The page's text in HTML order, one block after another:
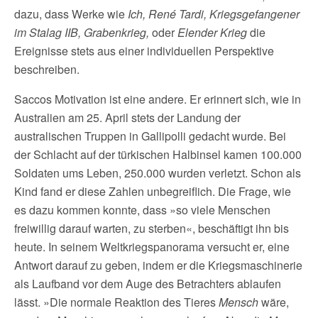
dazu, dass Werke wie Ich, René Tardi, Kriegsgefangener
im Stalag IIB, Grabenkrieg, oderElender Kriegdie
Ereignisse stets aus einer individuellen Perspektive
beschreiben.
Saccos Motivation ist eine andere. Er erinnert sich, wie in
Australien am 25. April stets der Landung der
australischen Truppen in Gallipolli gedacht wurde. Bei
der Schlacht auf der türkischen Halbinsel kamen 100.000
Soldaten ums Leben, 250.000 wurden verletzt. Schon als
Kind fand er diese Zahlen unbegreiflich. Die Frage, wie
es dazu kommen konnte, dass »so viele Menschen
freiwillig darauf warten, zu sterben«, beschäftigt ihn bis
heute. In seinem Weltkriegspanorama versucht er, eine
Antwort darauf zu geben, indem er die Kriegsmaschinerie
als Laufband vor dem Auge des Betrachters ablaufen
lässt. »Die normale Reaktion des TieresMenschwäre,